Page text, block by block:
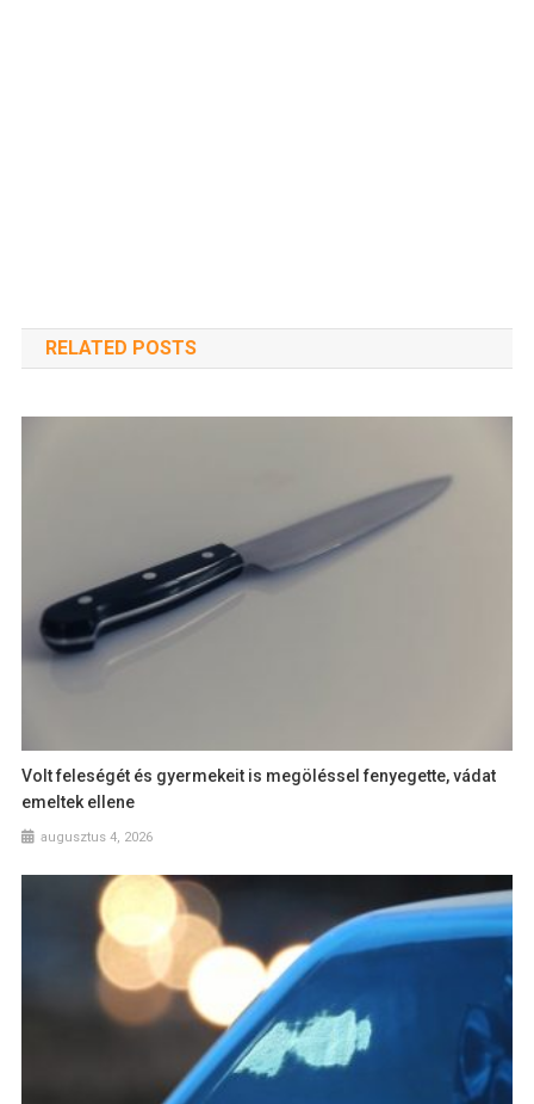
RELATED POSTS
Volt feleségét és gyermekeit is megöléssel fenyegette, vádat
emeltek ellene
augusztus 4, 2026